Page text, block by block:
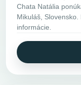
Chata Natália
Mikuláš,
informácie.